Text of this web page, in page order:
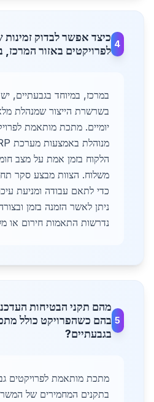
4
כיצד אפשר לבדוק
לפרויקטים באזור המרכז,
במרכז, במיוחד בגבעתיים,
בשרשרת הייצור שמנהלת
יומיים. מתכת מותאמת
הלקוח בזמן אמת על מצב
משלוח. הצוות מבצע סקר
כדי לתאם עבודה ומניעת
ניתן לאשר הזמנה בזמן
נדרשות התאמות חירום או
5
מהם תקני הבטיחות
בהם כשהפרויקט כולל
בגבעתיים?
מתכת מותאמת לפרויקטים
בתקנים המחמירים של